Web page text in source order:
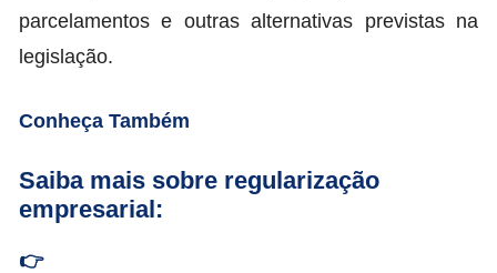
parcelamentos e outras alternativas previstas na
legislação.
Conheça Também
Saiba mais sobre regularização
empresarial:
👉